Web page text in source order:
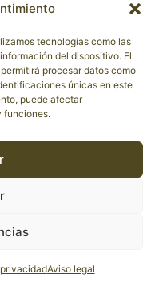
tecnologías como las
del dispositivo. El
procesar datos como
únicas en este
puede afectar
funciones.
Aviso legal